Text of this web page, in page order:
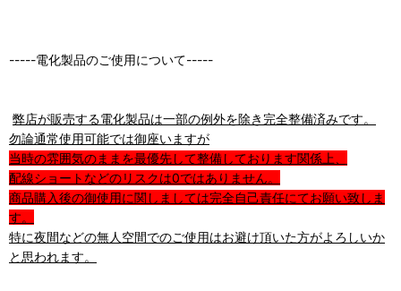
-----電化製品のご使用について-----
弊店が販売する電化製品は一部の例外を除き完全整備済みです。
勿論通常使用可能では御座いますが
当時の雰囲気のままを最優先して整備しております関係上、
配線ショートなどのリスクは0ではありません。
商品購入後の御使用に関しましては完全自己責任にてお願い致しま
す。
特に夜間などの無人空間でのご使用はお避け頂いた方がよろしいか
と思われます。